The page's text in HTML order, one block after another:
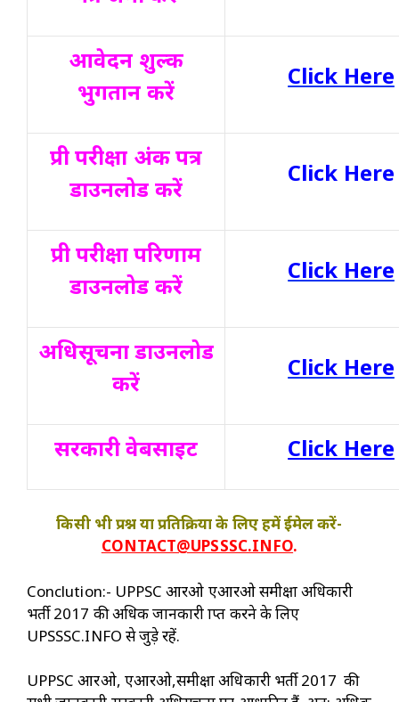
आवेदन शुल्क
भुगतान करें
Click Here
प्री परीक्षा अंक पत्र
डाउनलोड करें
Click Here
प्री परीक्षा परिणाम
डाउनलोड करें
Click Here
अधिसूचना डाउनलोड
करें
Click Here
सरकारी वेबसाइट Click Here
किसी भी प्रश्न या प्रतिक्रिया के लिए हमें ईमेल करें-
CONTACT@UPSSSC.INFO.
Conclution:- UPPSC आरओ एआरओ समीक्षा अधिकारी
भर्ती 2017 की अधिक जानकारी प्राप्त करने के लिए
UPSSSC.INFO से जुड़े रहें.
UPPSC आरओ, एआरओ,समीक्षा अधिकारी भर्ती 2017 की